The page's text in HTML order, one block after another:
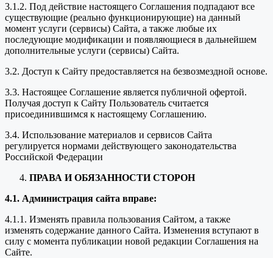
3.1.2. Под действие настоящего Соглашения подпадают все
существующие (реально функционирующие) на данный
момент услуги (сервисы) Сайта, а также любые их
последующие модификации и появляющиеся в дальнейшем
дополнительные услуги (сервисы) Сайта.
3.2. Доступ к Сайту предоставляется на безвозмездной основе.
3.3. Настоящее Соглашение является публичной офертой.
Получая доступ к Сайту Пользователь считается
присоединившимся к настоящему Соглашению.
3.4. Использование материалов и сервисов Сайта
регулируется нормами действующего законодательства
Российской Федерации
ПРАВА И ОБЯЗАННОСТИ СТОРОН
4.1. Администрация сайта вправе:
4.1.1. Изменять правила пользования Сайтом, а также
изменять содержание данного Сайта. Изменения вступают в
силу с момента публикации новой редакции Соглашения на
Сайте.